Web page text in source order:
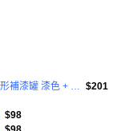
$201
$98